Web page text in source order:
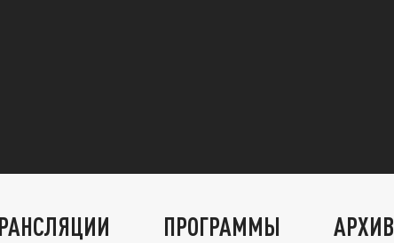
ПРОГРАММЫ АРХИВ